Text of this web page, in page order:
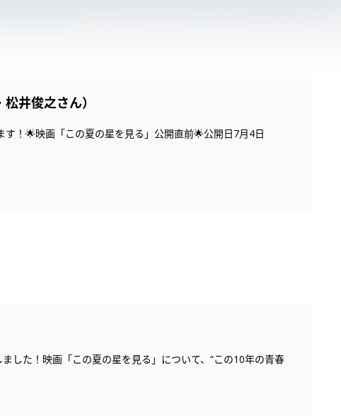
井俊之さん）
！🌟映画「この夏の星を見る」公開直前🌟公開日7月4日
した！映画「この夏の星を見る」について、“この10年の青春